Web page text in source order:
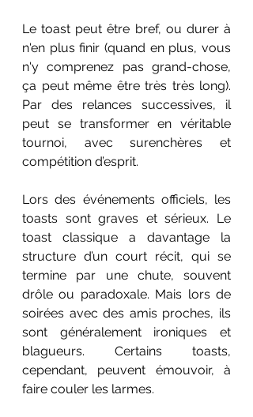
Le toast peut être bref, ou durer à
n'en plus finir (quand en plus, vous
n'y comprenez pas grand-chose,
ça peut même être très très long).
Par des relances successives, il
peut se transformer en véritable
tournoi, avec surenchères et
compétition d’esprit.
Lors des événements officiels, les
toasts sont graves et sérieux. Le
toast classique a davantage la
structure d’un court récit, qui se
termine par une chute, souvent
drôle ou paradoxale. Mais lors de
soirées avec des amis proches, ils
sont généralement ironiques et
blagueurs. Certains toasts,
cependant, peuvent émouvoir, à
faire couler les larmes.